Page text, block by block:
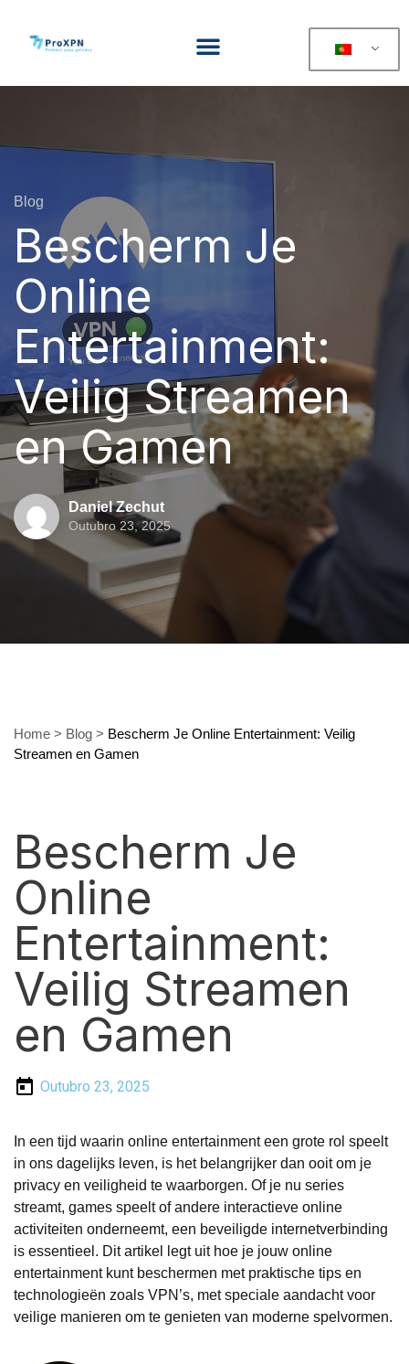
Blog
Bescherm Je
Online
Entertainment:
Veilig Streamen
en Gamen
Daniel Zechut
Outubro 23, 2025
Home > Blog > Bescherm Je Online Entertainment: Veilig
Streamen en Gamen
Bescherm Je
Online
Entertainment:
Veilig Streamen
en Gamen
Outubro 23, 2025
In een tijd waarin online entertainment een grote rol speelt
in ons dagelijks leven, is het belangrijker dan ooit om je
privacy en veiligheid te waarborgen. Of je nu series
streamt, games speelt of andere interactieve online
activiteiten onderneemt, een beveiligde internetverbinding
is essentieel. Dit artikel legt uit hoe je jouw online
entertainment kunt beschermen met praktische tips en
technologieën zoals VPN’s, met speciale aandacht voor
veilige manieren om te genieten van moderne spelvormen.